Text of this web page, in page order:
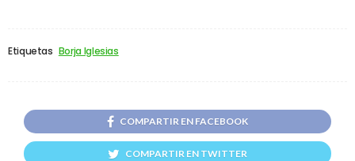
Etiquetas Borja Iglesias
COMPARTIR EN FACEBOOK
COMPARTIR EN TWITTER